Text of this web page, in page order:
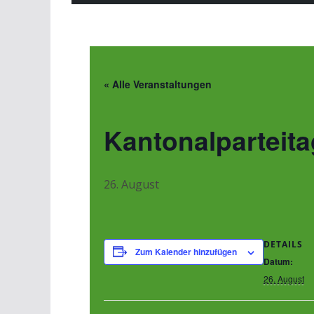
« Alle Veranstaltungen
26. August
Zum Kalender hinzufügen
DETAILS
Datum:
26. August